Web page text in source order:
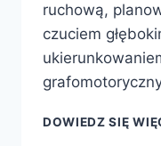
ruchową,
czuciem
DOWIEDZ SIĘ